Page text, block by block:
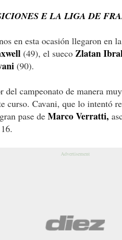
E LA LIGA DE
en esta ocasión llegaron en
(49), el sueco Zlatan
(90).
campeonato de manera
curso. Cavani, que lo intentó
pase de Marco Verratti,